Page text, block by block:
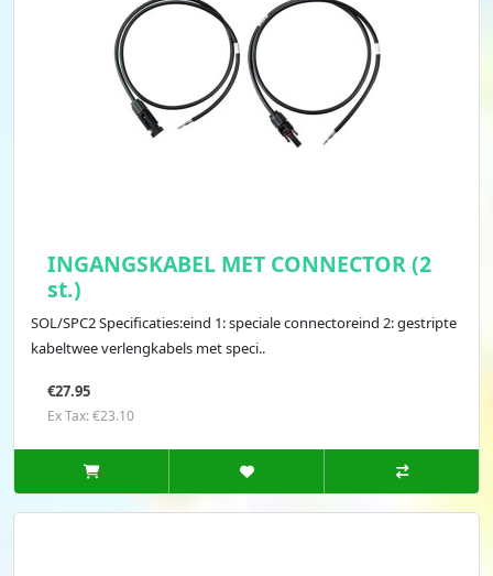
INGANGSKABEL MET CONNECTOR (2
st.)
SOL/SPC2 Specificaties:eind 1: speciale connectoreind 2: gestripte
kabeltwee verlengkabels met speci..
€27.95
Ex Tax: €23.10